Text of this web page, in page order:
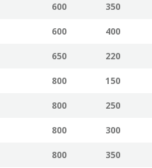
600 350
600 400
650 220
800 150
800 250
800 300
800 350